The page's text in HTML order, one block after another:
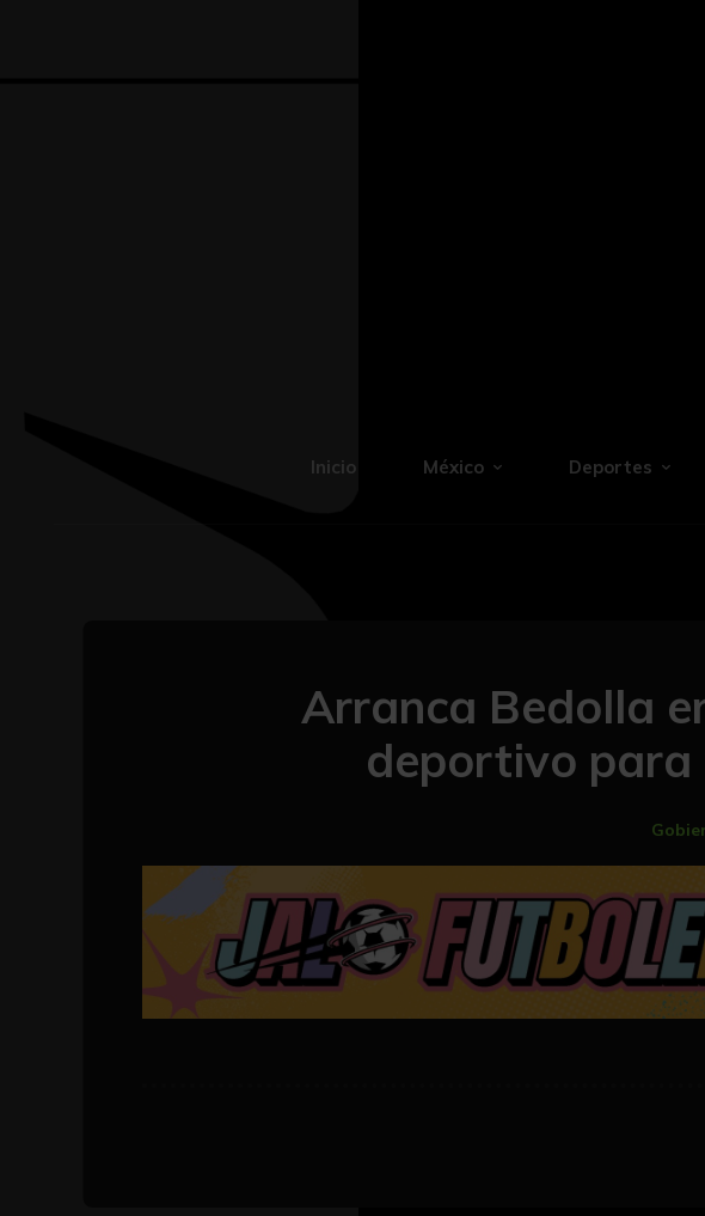
Inicio México Deportes
Arranca Bedolla
deportivo para